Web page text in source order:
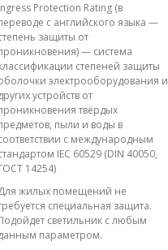
Protection Rating (в
с английского языка —
защиты от
— система
степеней защиты
электрооборудования и
устройств от
твёрдых
пыли и воды в
с международным
IEC 60529 (DIN 40050,
14254)
жилых помещений не
специальная защита.
светильник с любым
параметром.